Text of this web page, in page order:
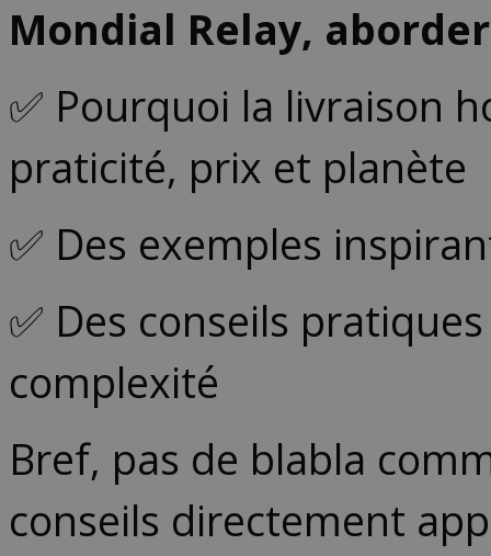
Mondial Relay,
✅ Pourquoi la livraison
praticité, prix et planète
✅ Des exemples
✅ Des conseils
complexité
Bref, pas de blabla
conseils directement